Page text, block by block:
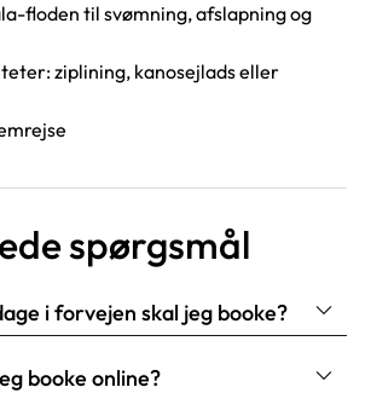
floden til svømning, afslapning og
ziplining, kanosejlads eller
spørgsmål
i forvejen skal jeg booke?
booke online?